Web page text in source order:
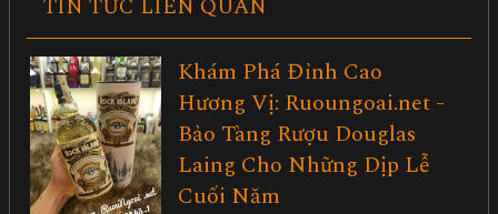
TIN TỨC LIÊN QUAN
Khám Phá Đỉnh Cao
Hương Vị: Ruoungoai.net -
Bảo Tàng Rượu Douglas
Laing Cho Những Dịp Lễ
Cuối Năm